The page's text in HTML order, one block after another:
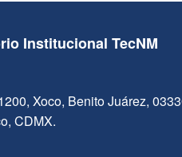
Institucional TecNM
Xoco, Benito Juárez,
CDMX.